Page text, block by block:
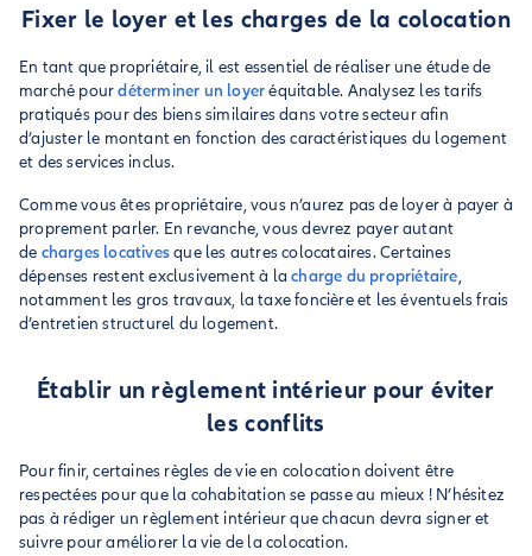
Fixer le loyer et les charges de la colocation
En tant que propriétaire, il est essentiel de réaliser une étude de
marché pourdéterminer un loyeréquitable. Analysez les tarifs
pratiqués pour des biens similaires dans votre secteur afin
d’ajuster le montant en fonction des caractéristiques du logement
et des services inclus.
Comme vous êtes propriétaire, vous n’aurez pas de loyer à payer à
proprement parler. En revanche, vous devrez payer autant
de charges locativesque les autres colocataires. Certaines
dépenses restent exclusivement à lacharge du propriétaire,
notamment les gros travaux, la taxe foncière et les éventuels frais
d’entretien structurel du logement.
Établir un règlement intérieur pour éviter
les conflits
Pour finir, certaines règles de vie en colocation doivent être
respectées pour que la cohabitation se passe au mieux ! N’hésitez
pas à rédiger un règlement intérieur que chacun devra signer et
suivre pour améliorer la vie de la colocation.